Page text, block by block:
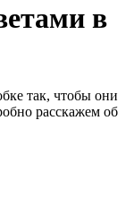
в
так, чтобы они
расскажем об